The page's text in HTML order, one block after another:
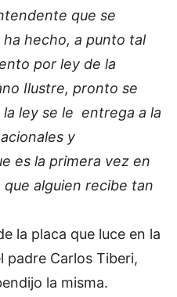
que se
hecho, a punto tal
por ley de la
Ilustre, pronto se
ley se le entrega a la
y
es la primera vez en
alguien recibe tan
la placa que luce en la
padre Carlos Tiberi,
la misma.